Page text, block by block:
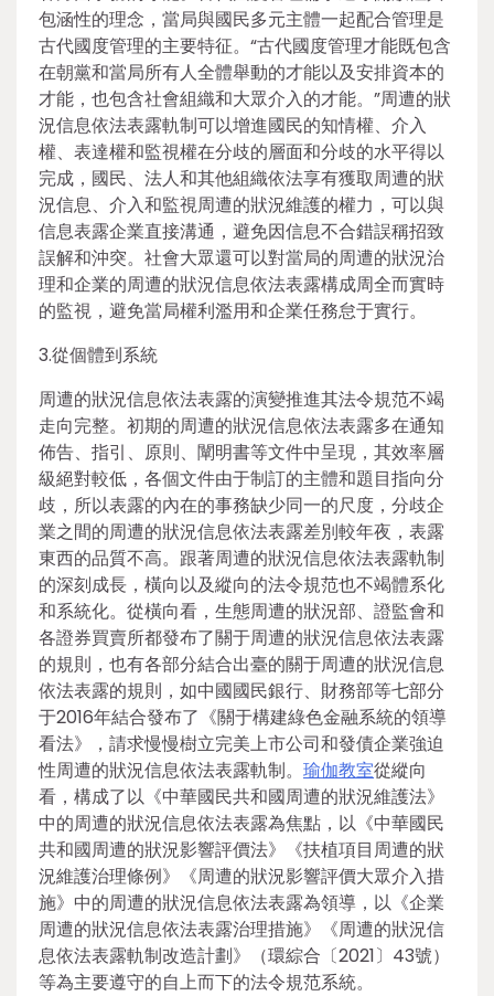
包涵性的理念，當局與國民多元主體一起配合管理是
古代國度管理的主要特征。“古代國度管理才能既包含
在朝黨和當局所有人全體舉動的才能以及安排資本的
才能，也包含社會組織和大眾介入的才能。”周遭的狀
況信息依法表露軌制可以增進國民的知情權、介入
權、表達權和監視權在分歧的層面和分歧的水平得以
完成，國民、法人和其他組織依法享有獲取周遭的狀
況信息、介入和監視周遭的狀況維護的權力，可以與
信息表露企業直接溝通，避免因信息不合錯誤稱招致
誤解和沖突。社會大眾還可以對當局的周遭的狀況治
理和企業的周遭的狀況信息依法表露構成周全而實時
的監視，避免當局權利濫用和企業任務怠于實行。
3.從個體到系統
周遭的狀況信息依法表露的演變推進其法令規范不竭
走向完整。初期的周遭的狀況信息依法表露多在通知
佈告、指引、原則、闡明書等文件中呈現，其效率層
級絕對較低，各個文件由于制訂的主體和題目指向分
歧，所以表露的內在的事務缺少同一的尺度，分歧企
業之間的周遭的狀況信息依法表露差別較年夜，表露
東西的品質不高。跟著周遭的狀況信息依法表露軌制
的深刻成長，橫向以及縱向的法令規范也不竭體系化
和系統化。從橫向看，生態周遭的狀況部、證監會和
各證券買賣所都發布了關于周遭的狀況信息依法表露
的規則，也有各部分結合出臺的關于周遭的狀況信息
依法表露的規則，如中國國民銀行、財務部等七部分
于2016年結合發布了《關于構建綠色金融系統的領導
看法》，請求慢慢樹立完美上市公司和發債企業強迫
性周遭的狀況信息依法表露軌制。 瑜伽教室從縱向
看，構成了以《中華國民共和國周遭的狀況維護法》
中的周遭的狀況信息依法表露為焦點，以《中華國民
共和國周遭的狀況影響評價法》《扶植項目周遭的狀
況維護治理條例》《周遭的狀況影響評價大眾介入措
施》中的周遭的狀況信息依法表露為領導，以《企業
周遭的狀況信息依法表露治理措施》《周遭的狀況信
息依法表露軌制改造計劃》（環綜合〔2021〕43號）
等為主要遵守的自上而下的法令規范系統。